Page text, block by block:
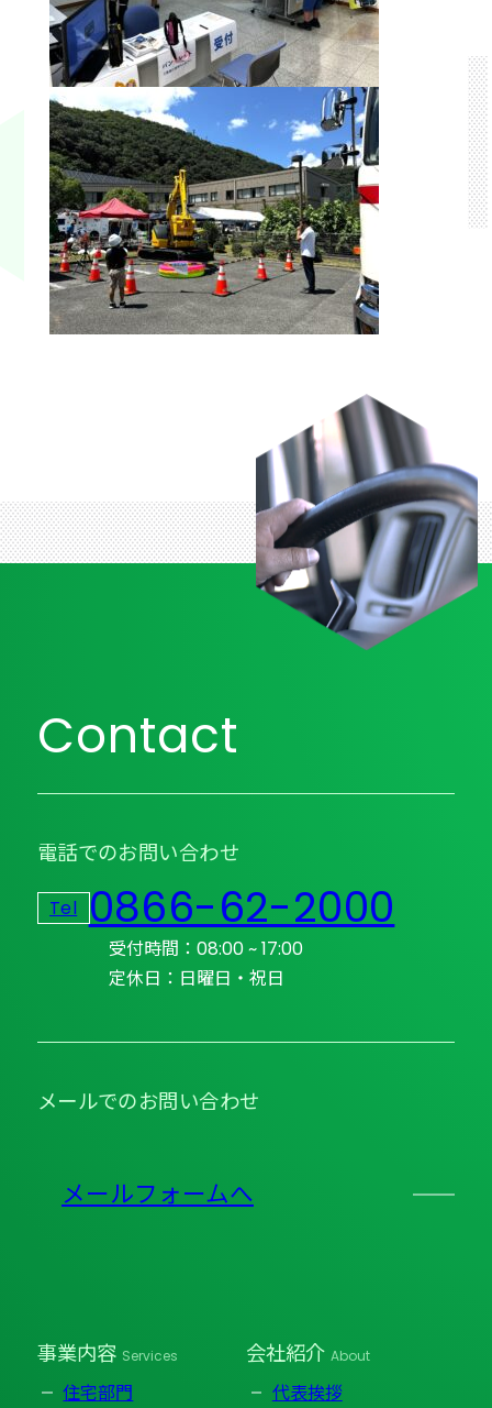
Contact
電話でのお問い合わせ
Tel 0866-62-2000
受付時間：08:00 ~ 17:00
定休日：日曜日・祝日
メールでのお問い合わせ
メールフォームへ
事業内容 Services
住宅部門
会社紹介 About
代表挨拶